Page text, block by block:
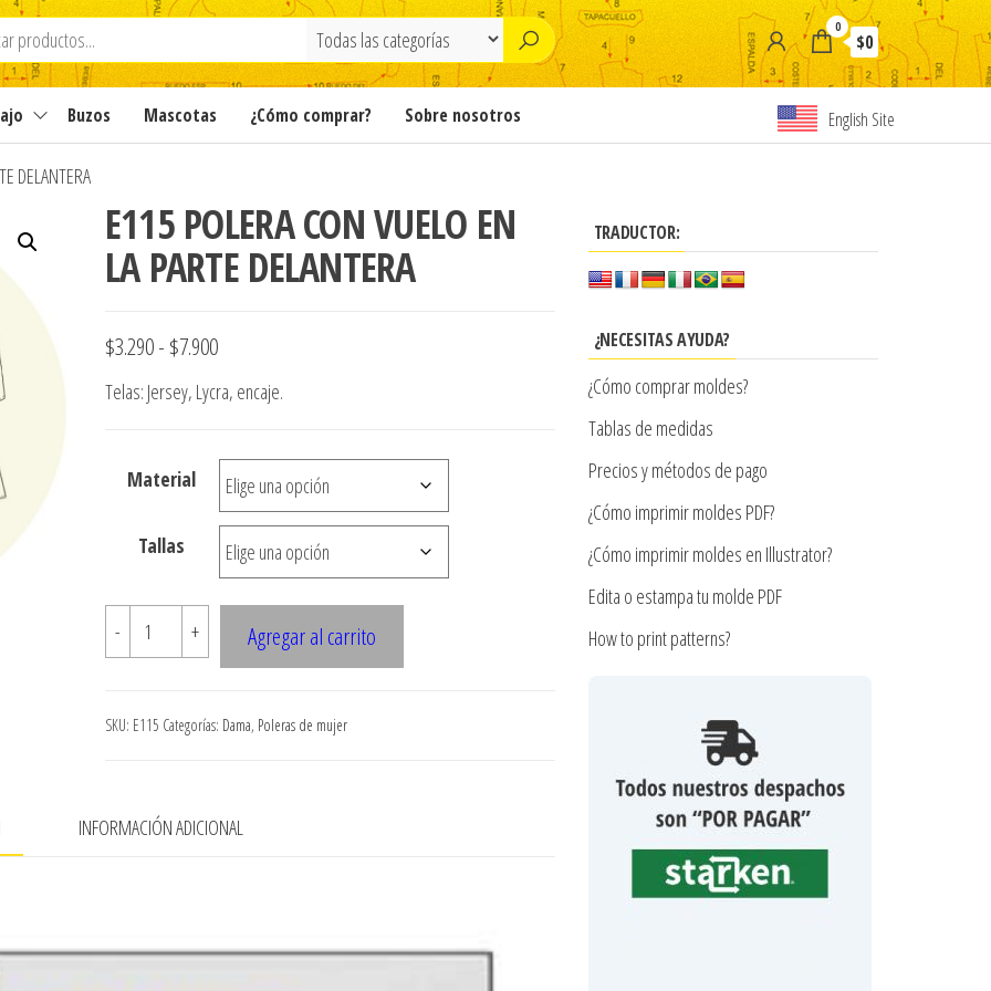
0
$0
Buzos Mascotas ¿Cómo comprar? Sobre nosotros English Site
DELANTERA
E115 POLERA CON VUELO EN
LA PARTE DELANTERA
$3.290- $7.900Rango
de
desde
$3.290
hasta
$7.900
Telas: Jersey, Lycra, encaje.
Material
Tallas
-
E115
POLERA
VUELO
DELANTERA
+ Agregar al carrito
SKU: E115 Categorías: Dama, Poleras de mujer
INFORMACIÓN ADICIONAL
TRADUCTOR:
¿NECESITAS AYUDA?
¿Cómo comprar moldes?
Tablas de medidas
Precios y métodos de pago
¿Cómo imprimir moldes PDF?
¿Cómo imprimir moldes en Illustrator?
Edita o estampa tu molde PDF
How to print patterns?